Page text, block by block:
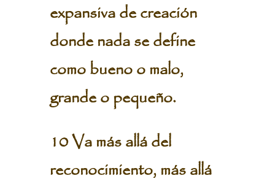
expansiva de creación
donde nada se define
como bueno o malo,
grande o pequeño.
10 Va más allá del
reconocimiento, más allá